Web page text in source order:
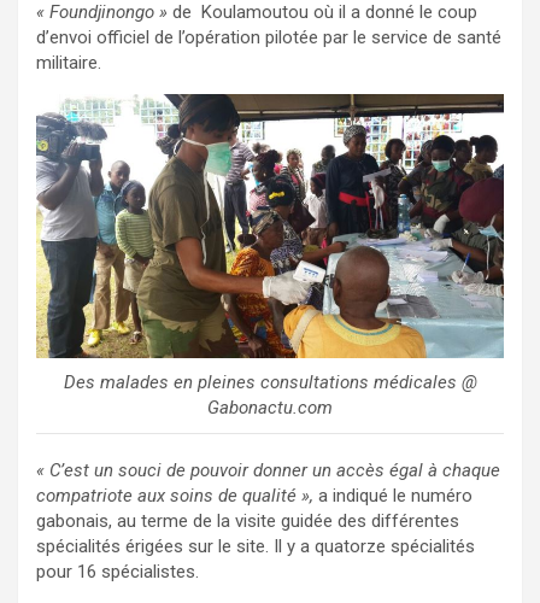
« Foundjinongo » de Koulamoutou où il a donné le coup
d’envoi officiel de l’opération pilotée par le service de santé
militaire.
Des malades en pleines consultations médicales @
Gabonactu.com
« C’est un souci de pouvoir donner un accès égal à chaque
compatriote aux soins de qualité », a indiqué le numéro
gabonais, au terme de la visite guidée des différentes
spécialités érigées sur le site. Il y a quatorze spécialités
pour 16 spécialistes.